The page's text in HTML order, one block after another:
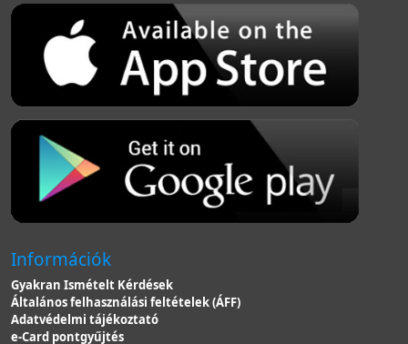
Információk
Gyakran Ismételt Kérdések
Általános felhasználási feltételek (ÁFF)
Adatvédelmi tájékoztató
e-Card pontgyűjtés